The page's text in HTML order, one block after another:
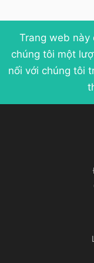
Trang web này
chúng tôi một
nối với chúng tôi